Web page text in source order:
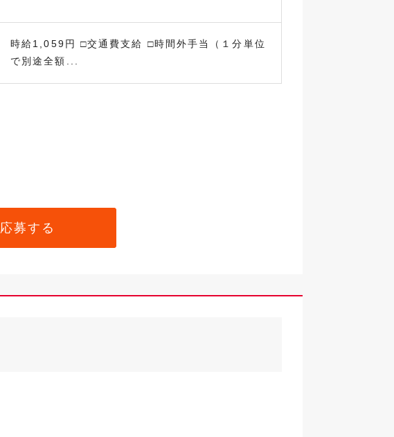
時給1,059円 □交通費支給 □時間外手当（１分単位
で別途全額...
応募する